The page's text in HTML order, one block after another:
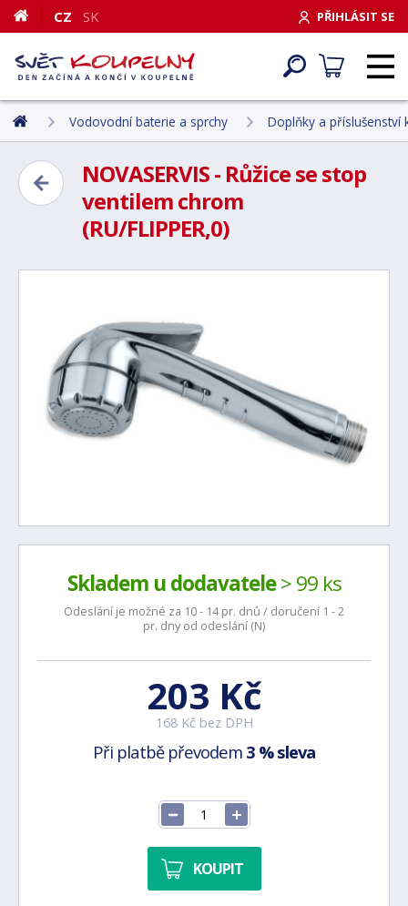
PŘIHLÁSIT SE
CZ SK
Vodovodní baterie a sprchy Doplňky a příslušenství
NOVASERVIS - Růžice se stop
ventilem chrom
(RU/FLIPPER,0)
Skladem u dodavatele> 99 ks
Odeslání je možné za 10 - 14 pr. dnů / doručení 1 - 2
pr. dny od odeslání (N)
203 Kč
168 Kč bez DPH
Při platbě převodem 3 % sleva
KOUPIT